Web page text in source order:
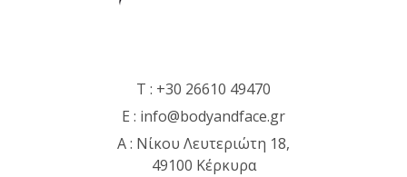
T : +30 26610 49470
E : info@bodyandface.gr
Α : Νίκου Λευτεριώτη 18,
49100 Κέρκυρα